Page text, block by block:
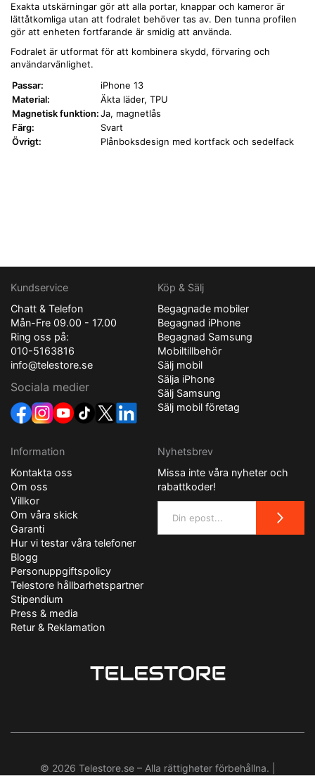
Exakta utskärningar gör att alla portar, knappar och kameror är
lättåtkomliga utan att fodralet behöver tas av. Den tunna profilen
gör att enheten fortfarande är smidig att använda.
Fodralet är utformat för att kombinera skydd, förvaring och
användarvänlighet.
Passar:
iPhone 13
Material:
Äkta läder, TPU
Magnetisk funktion:Ja, magnetlås
Färg:
Svart
Övrigt:
Plånboksdesign med kortfack och sedelfack
Kundservice
Chatt & Telefon
Mån-Fre 09.00 - 17.00
Ring oss på:
010-5163816
info@telestore.se
Sociala medier
Köp & Sälj
Begagnade mobiler
Begagnad iPhone
Begagnad Samsung
Mobiltillbehör
Sälj mobil
Sälja iPhone
Sälj Samsung
Sälj mobil företag
Information
Kontakta oss
Om oss
Villkor
Om våra skick
Garanti
Hur vi testar våra telefoner
Blogg
Personuppgiftspolicy
Telestore hållbarhetspartner
Stipendium
Press & media
Retur & Reklamation
Nyhetsbrev
Missa inte våra nyheter och
rabattkoder!
© 2026 Telestore.se – Alla rättigheter förbehållna. |